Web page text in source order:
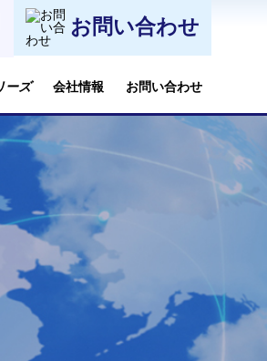
お問い合わせ
会社情報 お問い合わせ